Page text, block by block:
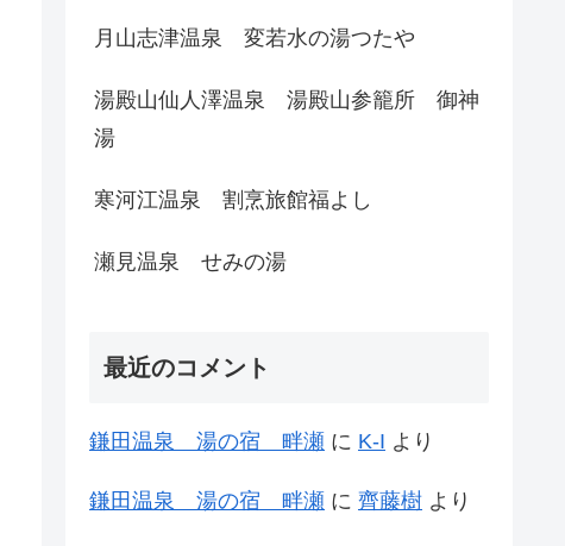
月山志津温泉 変若水の湯つたや
湯殿山仙人澤温泉 湯殿山参籠所 御神
湯
寒河江温泉 割烹旅館福よし
瀬見温泉 せみの湯
最近のコメント
鎌田温泉 湯の宿 畔瀬 に K-I より
鎌田温泉 湯の宿 畔瀬 に 齊藤樹 より